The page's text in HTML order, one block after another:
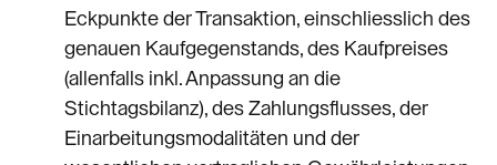
Eckpunkte der Transaktion, einschliesslich des
genauen Kaufgegenstands, des Kaufpreises
(allenfalls inkl. Anpassung an die
Stichtagsbilanz), des Zahlungsflusses, der
Einarbeitungsmodalitäten und der